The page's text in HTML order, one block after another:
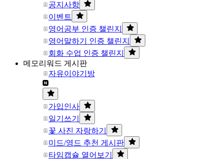
공지사항
이벤트
영어공부 인증 챌린지
영어말하기 인증 챌린지
회화 수업 인증 챌린지
메모리워드 게시판
자유이야기방
가입인사
일기쓰기
꽃 사진 자랑하기
미드/영드 추천 게시판
타임캡슐 열어보기